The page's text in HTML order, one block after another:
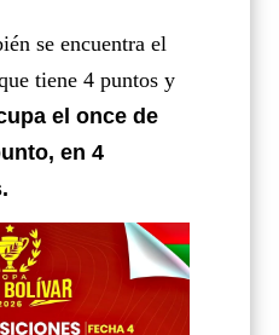
se encuentra el
tiene 4 puntos y
el once de
en 4